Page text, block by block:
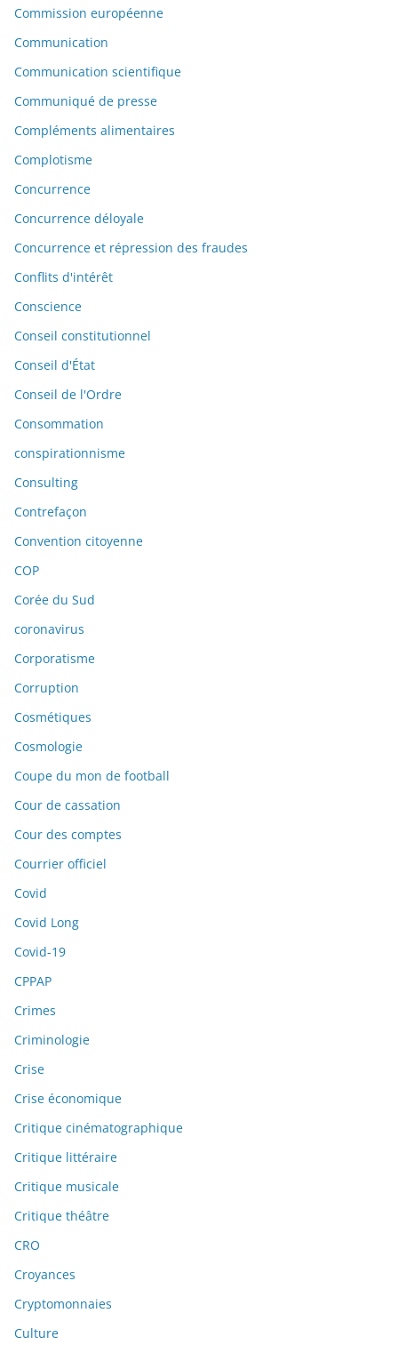
Commission européenne
Communication
Communication scientifique
Communiqué de presse
Compléments alimentaires
Complotisme
Concurrence
Concurrence déloyale
Concurrence et répression des fraudes
Conflits d'intérêt
Conscience
Conseil constitutionnel
Conseil d'État
Conseil de l'Ordre
Consommation
conspirationnisme
Consulting
Contrefaçon
Convention citoyenne
COP
Corée du Sud
coronavirus
Corporatisme
Corruption
Cosmétiques
Cosmologie
Coupe du mon de football
Cour de cassation
Cour des comptes
Courrier officiel
Covid
Covid Long
Covid-19
CPPAP
Crimes
Criminologie
Crise
Crise économique
Critique cinématographique
Critique littéraire
Critique musicale
Critique théâtre
CRO
Croyances
Cryptomonnaies
Culture